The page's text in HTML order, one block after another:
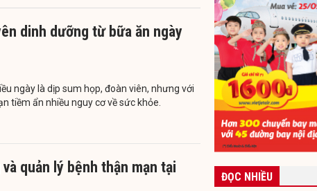
dinh dưỡng từ bữa ăn ngày
ngày là dịp sum họp, đoàn viên, nhưng với
tiềm ẩn nhiều nguy cơ về sức khỏe.
quản lý bệnh thận mạn tại
ĐỌC NHIỀU